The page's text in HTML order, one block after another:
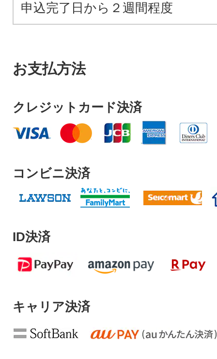
申込完了日から２週間程度
お支払方法
クレジットカード決済
コンビニ決済
ID決済
キャリア決済